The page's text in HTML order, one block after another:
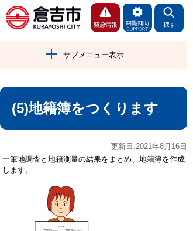
サブメニュー表示
(5)地籍簿をつくります
更新日:2021年8月16日
一筆地調査と地籍測量の結果をまとめ、地籍簿を作成
します。